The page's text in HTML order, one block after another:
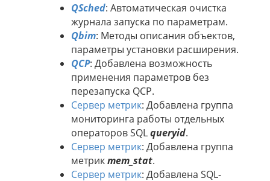
QSched: Автоматическая очистка
журнала запуска по параметрам.
Qbim: Методы описания объектов,
параметры установки расширения.
QCP: Добавлена возможность
применения параметров без
перезапуска QCP.
Сервер метрик: Добавлена группа
мониторинга работы отдельных
операторов SQLqueryid.
Сервер метрик: Добавлена группа
метрикmem_stat.
Сервер метрик: Добавлена SQL-